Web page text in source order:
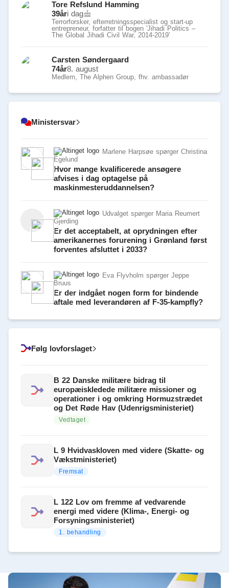
Tore Refslund Hamming
39åri dag
Terrorforsker, efterretningsspecialist og start-up
entrepreneur, forfatter til bogen 'Jihadi Politics –
The Global Jihadi Civil War, 2014-2019'
Carsten Søndergaard
74år8. august
Medlem, The Alphen Group, fhv. ambassadør
Ministersvar
Marlene Harpsøe spørger Christina
Egelund
Hvor mange kvalificerede ansøgere
afvises i dag optagelse på
maskinmesteruddannelsen?
Udvalget spørger Maria Reumert
Gjerding
Er det acceptabelt, at oprydningen efter
amerikanernes forurening i Grønland først
forventes afsluttet i 2033?
Eva Flyvholm spørger Jeppe
Bruus
Er der indgået nogen form for bindende
aftale med leverandøren af F-35-kampfly?
Følg lovforslaget
B 22 Danske militære bidrag til
europæiskledede militære missioner og
operationer i og omkring Hormuzstrædet
og Det Røde Hav (Udenrigsministeriet)
Vedtaget
L 9 Hvidvaskloven med videre (Skatte- og
Vækstministeriet)
Fremsat
L 122 Lov om fremme af vedvarende
energi med videre (Klima-, Energi- og
Forsyningsministeriet)
1. behandling